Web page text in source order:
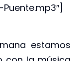
estamos